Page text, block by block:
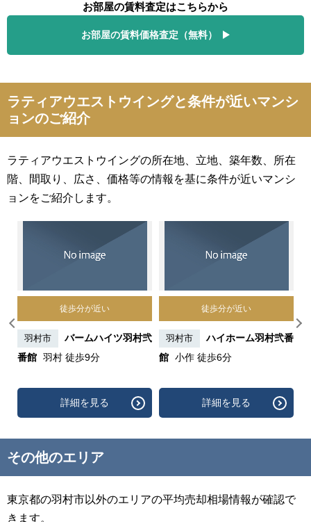
お部屋の賃料査定はこちらから
お部屋の賃料価格査定（無料）
ラティアウエストウイングと条件が近いマンシ
ョンのご紹介
ラティアウエストウイングの所在地、立地、築年数、所在
階、間取り、広さ、価格等の情報を基に条件が近いマンシ
ョンをご紹介します。
徒歩分が近い
羽村市
バームハイツ羽村弐
番館 羽村 徒歩9分
詳細を見る
徒歩分が近い
羽村市
ハイホーム羽村弐番
館 小作 徒歩6分
詳細を見る
その他のエリア
東京都の羽村市以外のエリアの平均売却相場情報が確認で
きます。